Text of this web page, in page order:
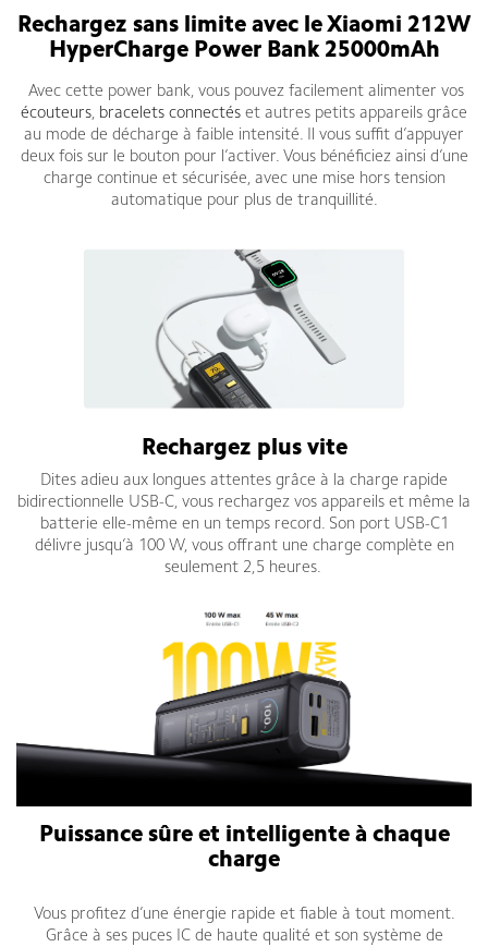
Rechargez sans limite avec le Xiaomi 212W
HyperCharge Power Bank 25000mAh
Avec cette power bank, vous pouvez facilement alimenter vos
écouteurs, bracelets connectés et autres petits appareils grâce
au mode de décharge à faible intensité. Il vous suffit d’appuyer
deux fois sur le bouton pour l’activer. Vous bénéficiez ainsi d’une
charge continue et sécurisée, avec une mise hors tension
automatique pour plus de tranquillité.
Rechargez plus vite
Dites adieu aux longues attentes grâce à la charge rapide
bidirectionnelle USB-C, vous rechargez vos appareils et même la
batterie elle-même en un temps record. Son port USB-C1
délivre jusqu’à 100 W, vous offrant une charge complète en
seulement 2,5 heures.
Puissance sûre et intelligente à chaque
charge
Vous profitez d’une énergie rapide et fiable à tout moment.
Grâce à ses puces IC de haute qualité et son système de